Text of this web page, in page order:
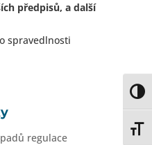
předpisů, a další
spravedlnosti
regulace